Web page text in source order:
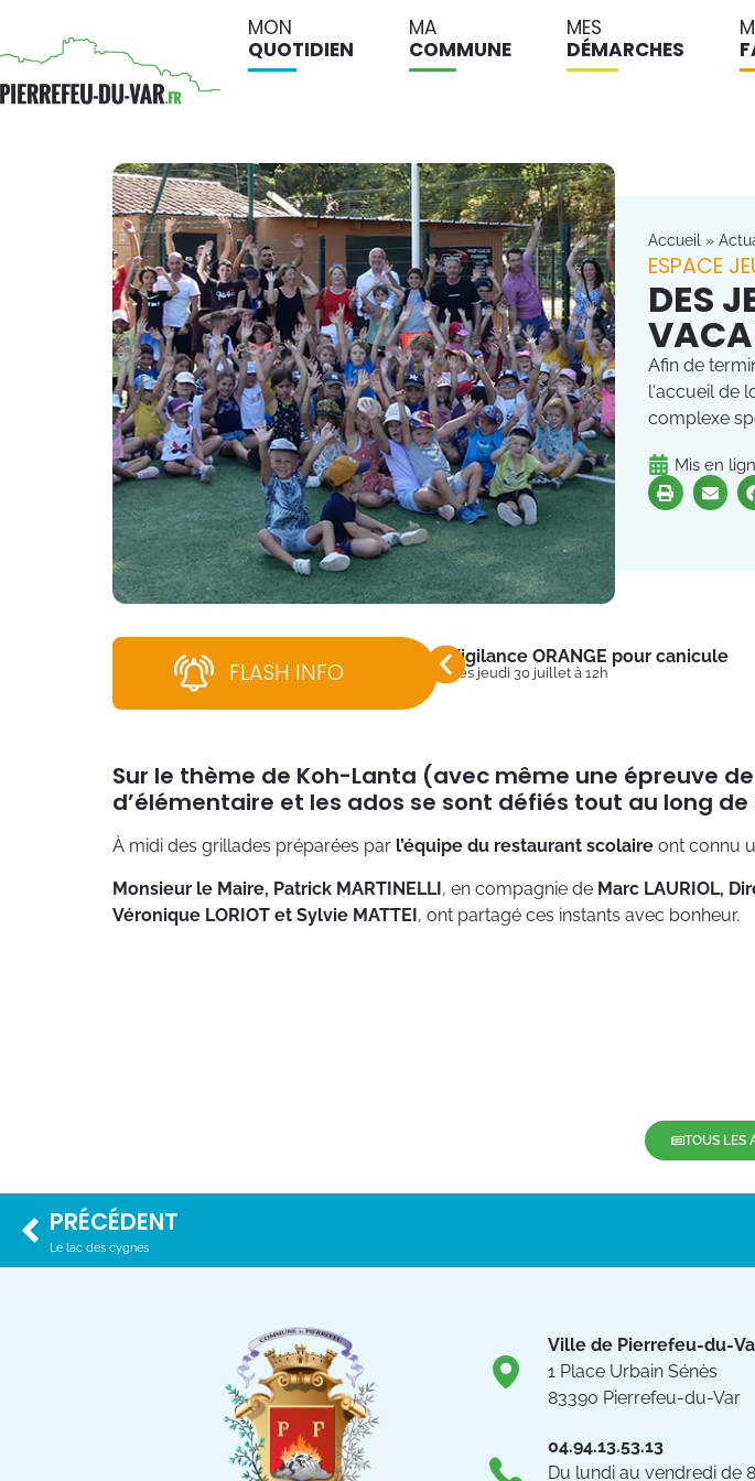
MON
QUOTIDIEN
MA
COMMUNE
MES
DÉMARCHES
Accueil »
ESPACE
DES
Afin de
l'accueil de
complexe
Mis en
FLASH INFO
Vigilance ORANGE pour canicule
Dès jeudi 30 juillet à 12h
Sur le thème de Koh-Lanta (avec même une épreuve
d’élémentaire et les ados se sont défiés tout au long
À midi des grillades préparées par l’équipe du restaurant scolaire ont connu
Monsieur le Maire, Patrick MARTINELLI, en compagnie de Marc LAURIOL,
Véronique LORIOT et Sylvie MATTEI, ont partagé ces instants avec bonheur.
TOUS LES
PRÉCÉDENT
Le lac des cygnes
Ville de Pierrefeu-du-
1 Place Urbain Sénès
83390 Pierrefeu-du-Var
04.94.13.53.13
Du lundi au vendredi de